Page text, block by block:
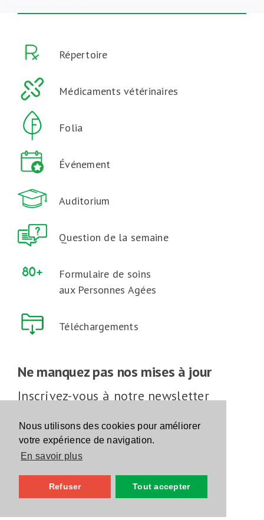
Nous utilisons des cookies pour améliorer
votre expérience de navigation.
En savoir plus
Refuser Tout accepter
Répertoire
Médicaments vétérinaires
Folia
Événement
Auditorium
Question de la semaine
Formulaire de soins
aux Personnes Agées
Téléchargements
Ne manquez pas nos mises à jour
Inscrivez-vous à notre newsletter
Inscrivez-vous
Suivez-nous sur les réseaux sociaux